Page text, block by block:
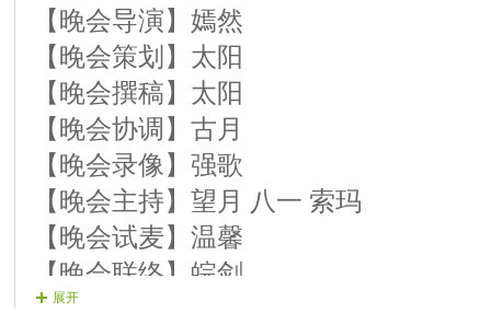
【18号演员】沁心 歌曲 《做你的雪莲
【19号演员】英雄 歌曲 《一季爱情》
【20号演员】黑裙子 歌曲 《女儿情》
第三篇章：感报祖国
【21号演员】金麦克 歌曲《草原花》
【22号演员】淡儿 歌曲 《在茉莉花盛
【23号演员】逛逛 歌曲《今夜无眠》
【24号演员】醉美 歌曲：《元芳》
（九）晚会致谢：室主再次上麦，致
进行自由麦序。
【晚会导演】嫣然
【晚会策划】太阳
【晚会撰稿】太阳
【晚会协调】古月
【晚会录像】强歌
【晚会主持】望月 八一 索玛
【晚会试麦】温馨
【晚会联络】皖剑
【图片制作】冰凝
展开